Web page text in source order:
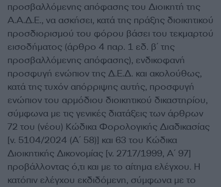
προσβαλλόμενης απόφασης του Διοικητή της
Α.Α.Δ.Ε., να ασκήσει, κατά της πράξης διοικητικού
προσδιορισμού του φόρου βάσει του τεκμαρτού
εισοδήματος (άρθρο 4 παρ. 1 εδ. β΄ της
προσβαλλόμενης απόφασης), ενδικοφανή
προσφυγή ενώπιον της Δ.Ε.Δ. και ακολούθως,
κατά της τυχόν απόρριψης αυτής, προσφυγή
ενώπιον του αρμόδιου διοικητικού δικαστηρίου,
σύμφωνα με τις γενικές διατάξεις των άρθρων
72 του (νέου) Κώδικα Φορολογικής Διαδικασίας
[ν. 5104/2024 (Α΄ 58)] και 63 του Κώδικα
Διοικητικής Δικονομίας [ν. 2717/1999, Α΄ 97]
προβάλλοντας ό,τι και με το αίτημα ελέγχου. Η
κατόπιν ελέγχου εκδιδόμενη, σύμφωνα με το